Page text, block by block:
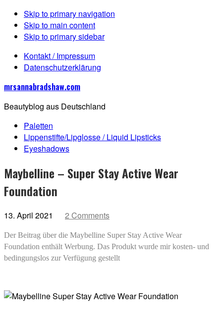
Skip to primary navigation
Skip to main content
Skip to primary sidebar
Kontakt / Impressum
Datenschutzerklärung
mrsannabradshaw.com
Beautyblog aus Deutschland
Paletten
Lippenstifte/Lipglosse / Liquid Lipsticks
Eyeshadows
Maybelline – Super Stay Active Wear
Foundation
13. April 2021 2 Comments
Der Beitrag über die Maybelline Super Stay Active Wear
Foundation enthält Werbung. Das Produkt wurde mir kosten- und
bedingungslos zur Verfügung gestellt